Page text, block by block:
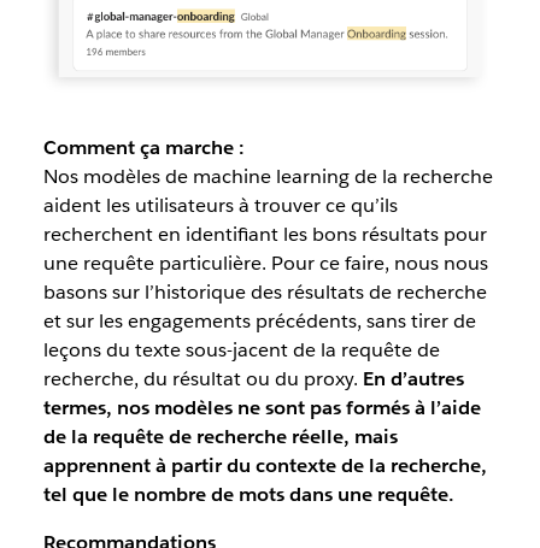
Comment ça marche :
Nos modèles de machine learning de la recherche
aident les utilisateurs à trouver ce qu’ils
recherchent en identifiant les bons résultats pour
une requête particulière. Pour ce faire, nous nous
basons sur l’historique des résultats de recherche
et sur les engagements précédents, sans tirer de
leçons du texte sous-jacent de la requête de
recherche, du résultat ou du proxy. En d’autres
termes, nos modèles ne sont pas formés à l’aide
de la requête de recherche réelle, mais
apprennent à partir du contexte de la recherche,
tel que le nombre de mots dans une requête.
Recommandations